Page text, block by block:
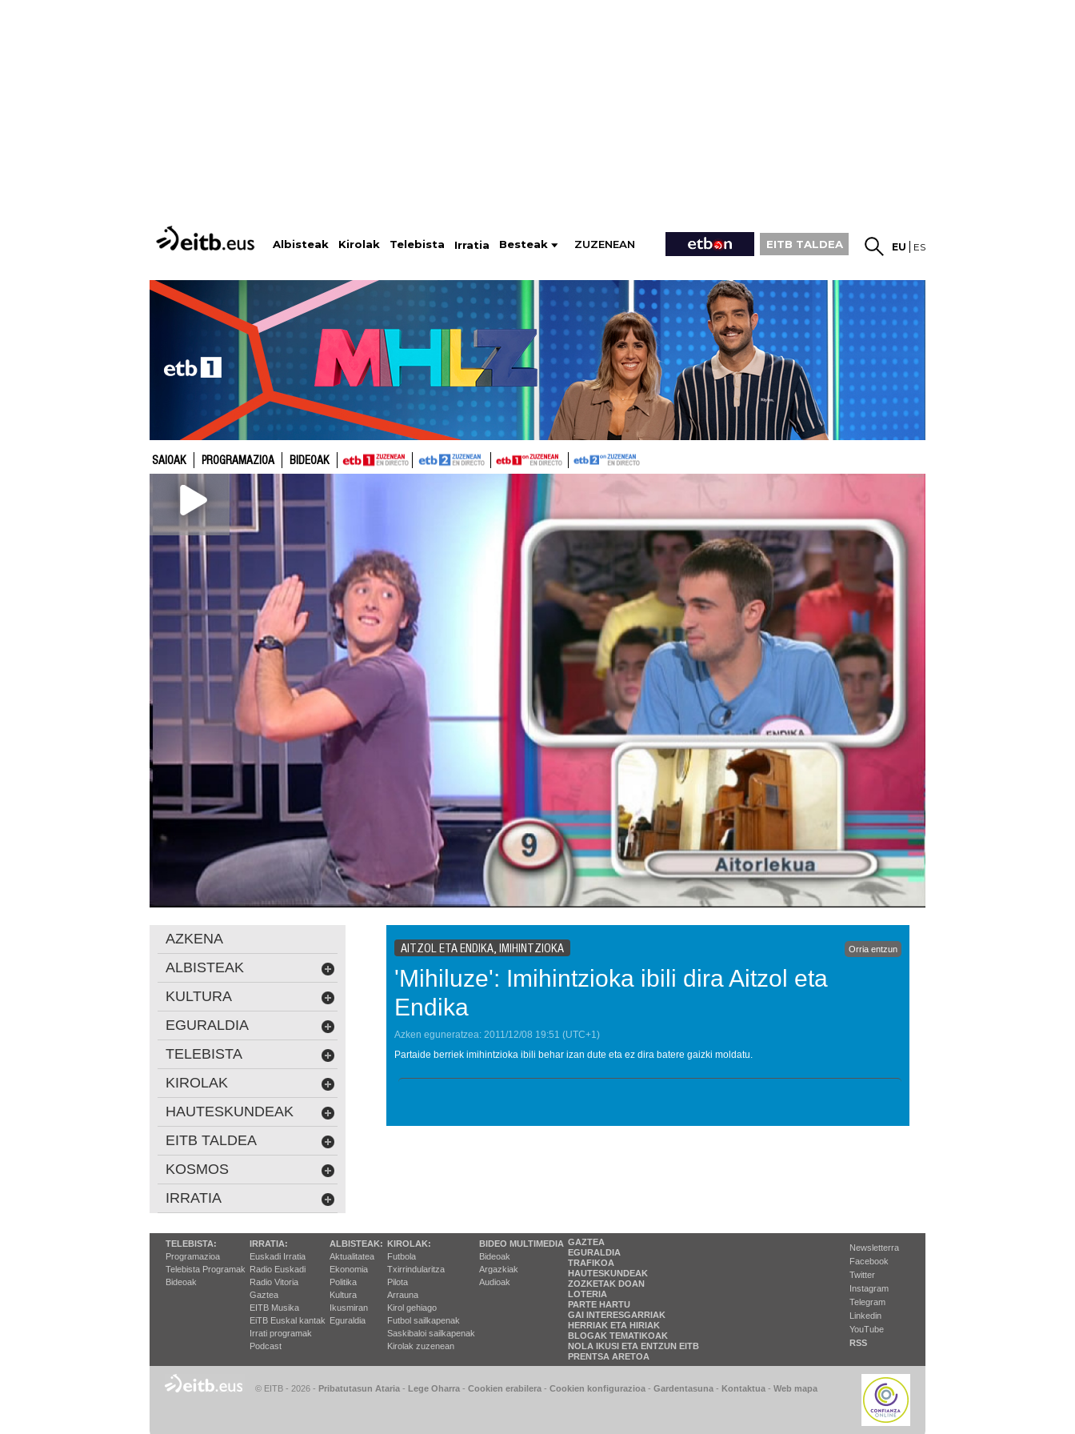
Albisteak Kirolak Telebista Irratia Besteak ZUZENEAN EITB TALDEA EU ES
SAIOAK PROGRAMAZIOA BIDEOAK
AITZOL ETA ENDIKA, IMIHINTZIOKA Orria entzun
'Mihiluze': Imihintzioka ibili dira Aitzol eta
Endika
Azken eguneratzea: 2011/12/08 19:51 (UTC+1)
Partaide berriek imihintzioka ibili behar izan dute eta ez dira batere gaizki moldatu.
AZKENA
ALBISTEAK
KULTURA
EGURALDIA
TELEBISTA
KIROLAK
HAUTESKUNDEAK
EITB TALDEA
KOSMOS
IRRATIA
TELEBISTA:
Programazioa
Telebista Programak
Bideoak
IRRATIA:
Euskadi Irratia
Radio Euskadi
Radio Vitoria
Gaztea
EITB Musika
EiTB Euskal kantak
Irrati programak
Podcast
ALBISTEAK:
Aktualitatea
Ekonomia
Politika
Kultura
Ikusmiran
Eguraldia
KIROLAK:
Futbola
Txirrindularitza
Pilota
Arrauna
Kirol gehiago
Futbol sailkapenak
Saskibaloi sailkapenak
Kirolak zuzenean
BIDEO MULTIMEDIA
Bideoak
Argazkiak
Audioak
GAZTEA
EGURALDIA
TRAFIKOA
HAUTESKUNDEAK
ZOZKETAK DOAN
LOTERIA
PARTE HARTU
GAI INTERESGARRIAK
HERRIAK ETA HIRIAK
BLOGAK TEMATIKOAK
NOLA IKUSI ETA ENTZUN EITB
PRENTSA ARETOA
Newsletterra
Facebook
Twitter
Instagram
Telegram
Linkedin
YouTube
RSS
© EITB - 2026 - Pribatutasun Ataria - Lege Oharra - Cookien erabilera - Cookien konfigurazioa - Gardentasuna - Kontaktua - Web mapa